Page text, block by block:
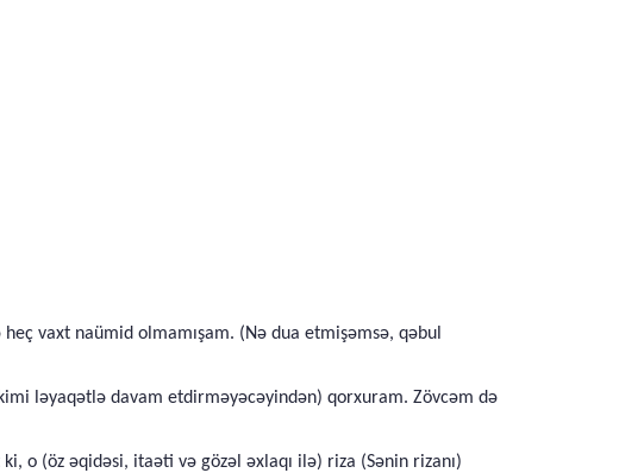
vaxt naümid olmamışam. (Nə dua etmişəmsə, qəbul
ləyaqətlə davam etdirməyəcəyindən) qorxuram. Zövcəm də
o (öz əqidəsi, itaəti və gözəl əxlaqı ilə) riza (Sənin rizanı)